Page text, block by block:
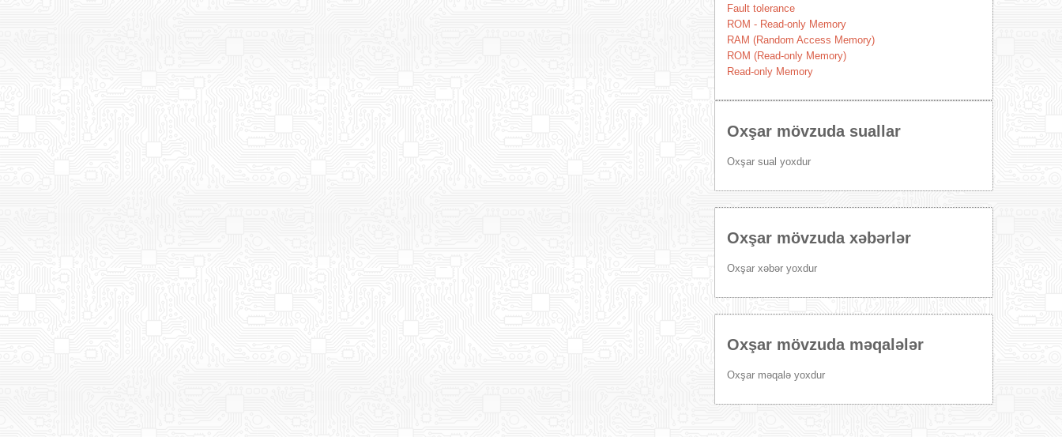
Fault tolerance
ROM - Read-only Memory
RAM (Random Access Memory)
ROM (Read-only Memory)
Read-only Memory
Oxşar mövzuda suallar
Oxşar sual yoxdur
Oxşar mövzuda xəbərlər
Oxşar xəbər yoxdur
Oxşar mövzuda məqalələr
Oxşar məqalə yoxdur